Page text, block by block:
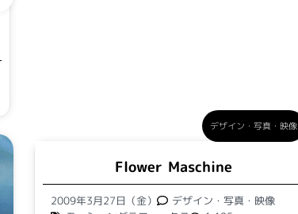
デザイン・写真・映像
Flower Maschine
2009年3月27日（金）
デザイン・写真・映像